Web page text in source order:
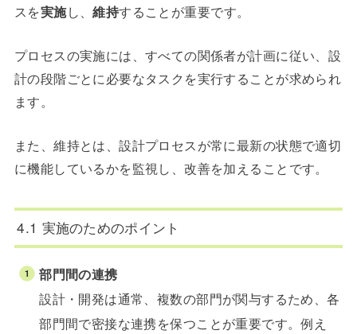
スを実施し、維持することが重要です。
プロセスの実施には、すべての関係者が計画に従い、設
計の段階ごとに必要なタスクを実行することが求められ
ます。
また、維持とは、設計プロセスが常に最新の状態で適切
に機能しているかを監視し、改善を加えることです。
4.1 実施のためのポイント
部門間の連携
設計・開発は通常、複数の部門が関与するため、各
部門間で密接な連携を保つことが重要です。例え